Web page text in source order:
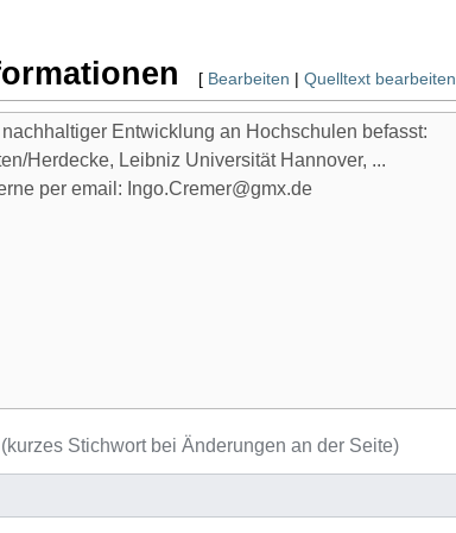
[ Bearbeiten | Quelltext bearbeiten
Stichwort bei Änderungen an der Seite)